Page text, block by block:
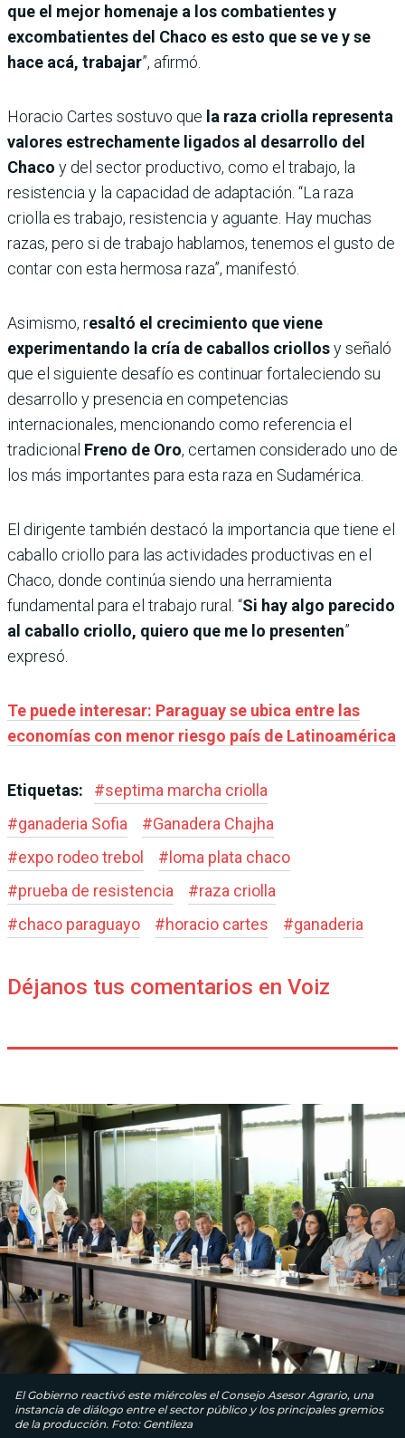
que el mejor homenaje a los combatientes y
excombatientes del Chaco es esto que se ve y se
hace acá, trabajar”, afirmó.
Horacio Cartes sostuvo que la raza criolla representa
valores estrechamente ligados al desarrollo del
Chaco y del sector productivo, como el trabajo, la
resistencia y la capacidad de adaptación. “La raza
criolla es trabajo, resistencia y aguante. Hay muchas
razas, pero si de trabajo hablamos, tenemos el gusto de
contar con esta hermosa raza”, manifestó.
Asimismo, resaltó el crecimiento que viene
experimentando la cría de caballos criollosy señaló
que el siguiente desafío es continuar fortaleciendo su
desarrollo y presencia en competencias
internacionales, mencionando como referencia el
tradicional Freno de Oro, certamen considerado uno de
los más importantes para esta raza en Sudamérica.
El dirigente también destacó la importancia que tiene el
caballo criollo para las actividades productivas en el
Chaco, donde continúa siendo una herramienta
fundamental para el trabajo rural. “Si hay algo parecido
al caballo criollo, quiero que me lo presenten”
expresó.
Te puede interesar: Paraguay se ubica entre las
economías con menor riesgo país de Latinoamérica
Etiquetas: #septima marcha criolla
#ganaderia Sofia #Ganadera Chajha
#expo rodeo trebol # loma plata chaco
#prueba de resistencia #raza criolla
#chaco paraguayo #horacio cartes #ganaderia
Déjanos tus comentarios en Voiz
El Gobierno reactivó este miércoles el Consejo Asesor Agrario, una
instancia de diálogo entre el sector público y los principales gremios
de la producción. Foto: Gentileza